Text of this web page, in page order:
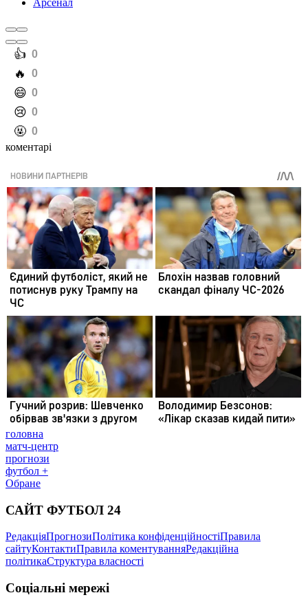
Арсенал
️👍 0
️🔥 0
️😄 0
️😢 0
️🤬 0
коментарі
головна
матч-центр
прогнози
футбол +
Обране
САЙТ ФУТБОЛ 24
РедакціяПрогнозиПолітика конфіденційностіПравила
сайтуКонтактиПравила коментуванняРедакційна
політикаСтруктура власності
Соціальні мережі